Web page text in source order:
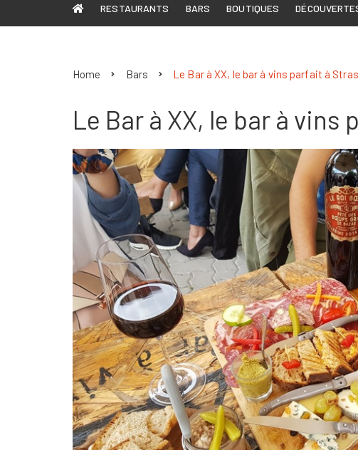
RESTAURANTS BARS BOUTIQUES
Home Bars Le Bar à XX, le bar à vins parfait à
Le Bar à XX, le bar à